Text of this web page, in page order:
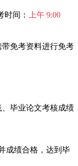
时间：
上午 9:00
免考资料进行免考
毕业论文考核成绩
成绩合格，达到毕